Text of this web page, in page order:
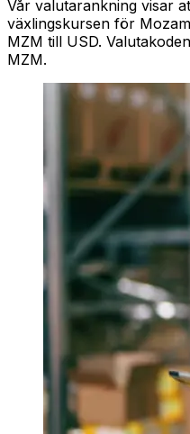
Vår valutarankning visar
växlingskursen för
MZM till USD.
MZM.